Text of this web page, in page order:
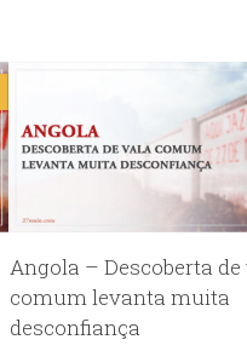
Angola – Descoberta de
comum levanta muita
desconfiança